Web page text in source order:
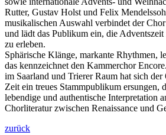
Rutter, Gustav Holst und Felix
musikalischen Auswahl verbindet der
und lädt das Publikum ein, die
zu erleben.
Sphärische Klänge, markante Rhythmen,
das kennzeichnet den Kammerchor
im Saarland und Trierer Raum hat sich
Zeit ein treues Stammpublikum ersungen,
lebendige und authentische Interpretation
Chorliteratur zwischen Renaissance und
zurück